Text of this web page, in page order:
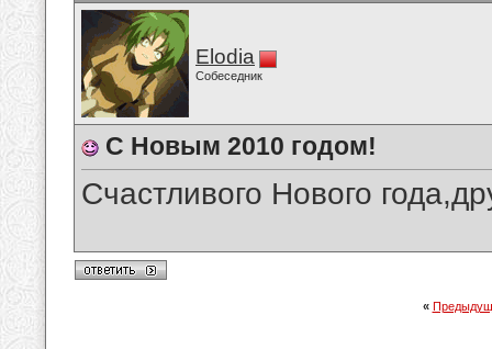
Elodia
Собеседник
С Новым 2010 годом!
Счастливого Нового
«